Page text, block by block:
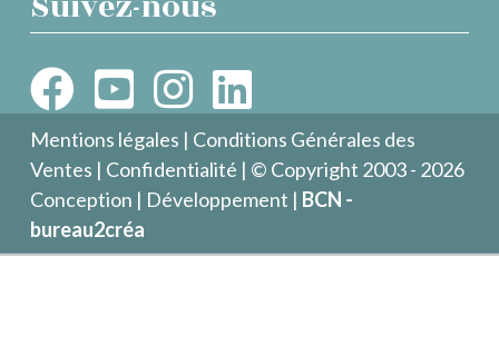
Mentions légales | Conditions Générales des
Ventes | Confidentialité | © Copyright 2003 - 2026
Conception | Développement | BCN -
bureau2créa